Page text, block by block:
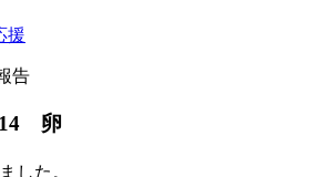
援
告
14 卵
した。